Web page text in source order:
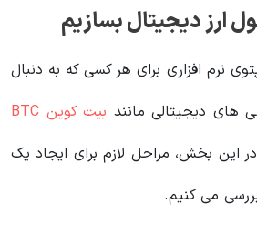
ارز دیجیتال بسازیم
نرم افزاری برای هر کسی که به دنبال
های دیجیتالی مانند بیت کوین BTC
این بخش، مراحل لازم برای ایجاد یک
می کنیم.